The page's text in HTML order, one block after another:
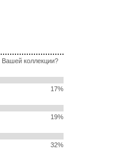
Вашей коллекции?
17%
19%
32%